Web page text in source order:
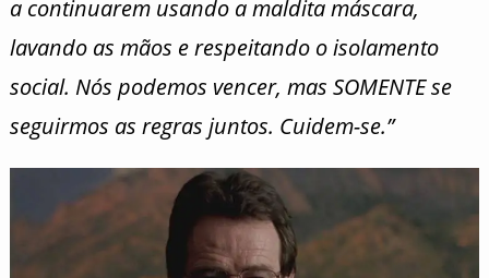
a continuarem usando a maldita máscara,
lavando as mãos e respeitando o isolamento
social. Nós podemos vencer, mas SOMENTE se
seguirmos as regras juntos. Cuidem-se.”